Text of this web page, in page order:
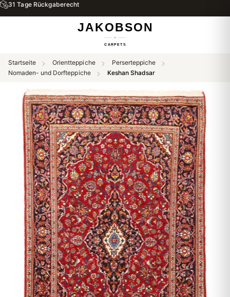
31 Tage Rückgaberecht
Startseite Orientteppiche
Perserteppiche
Nomaden- und Dorfteppiche
Keshan Shadsar